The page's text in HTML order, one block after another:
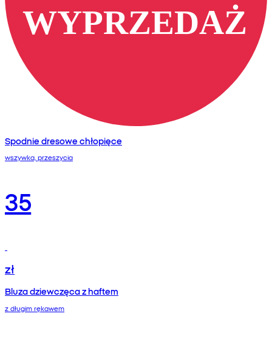
Spodnie dresowe chłopięce
wszywka, przeszycia
35
zł
Bluza dziewczęca z haftem
z długim rękawem